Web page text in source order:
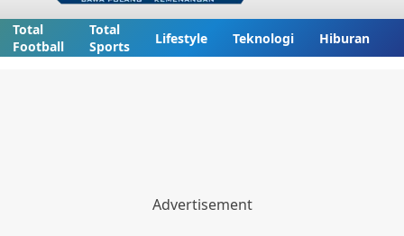
Total
Football
Total
Sports
Lifestyle Teknologi Hiburan